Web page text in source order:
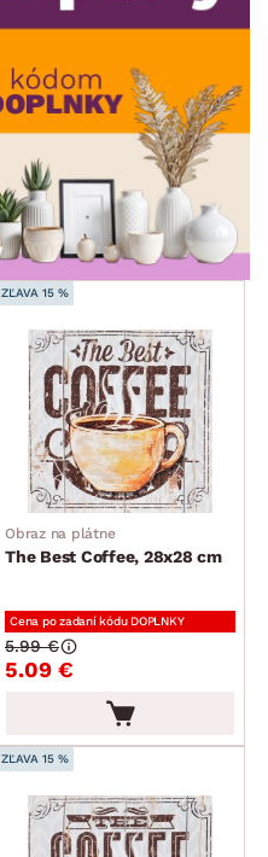
min. cm max.
min. cm max.
ZĽAVA 15 %
Obraz na plátne
The Best Coffee, 28x28 cm
Cena po zadaní kódu DOPLNKY
5.09 €
5.99 €
ZĽAVA 15 %